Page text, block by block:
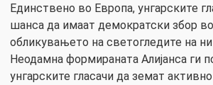
Единствено во Европа, унгарските
шанса да имаат демократски збор
обликувањето на светогледите на
Неодамна формираната Алијанса ги
унгарските гласачи да земат